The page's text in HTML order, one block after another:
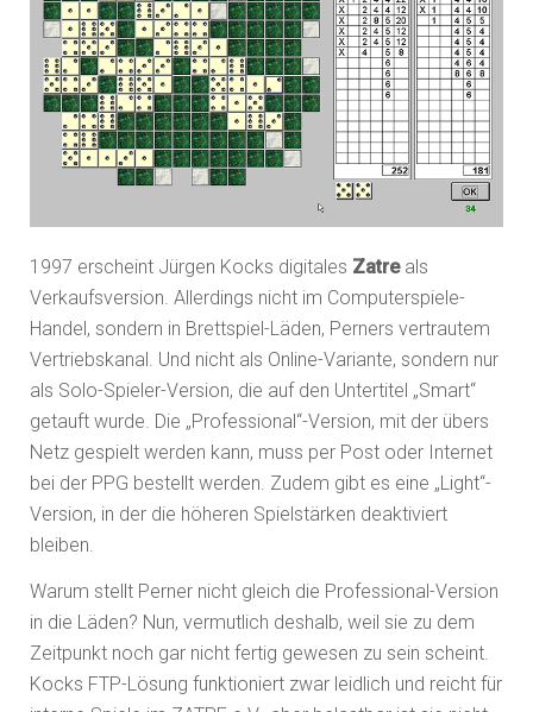
1997 erscheint Jürgen Kocks digitales Zatre als
Verkaufsversion. Allerdings nicht im Computerspiele-
Handel, sondern in Brettspiel-Läden, Perners vertrautem
Vertriebskanal. Und nicht als Online-Variante, sondern nur
als Solo-Spieler-Version, die auf den Untertitel „Smart“
getauft wurde. Die „Professional“-Version, mit der übers
Netz gespielt werden kann, muss per Post oder Internet
bei der PPG bestellt werden. Zudem gibt es eine „Light“-
Version, in der die höheren Spielstärken deaktiviert
bleiben.
Warum stellt Perner nicht gleich die Professional-Version
in die Läden? Nun, vermutlich deshalb, weil sie zu dem
Zeitpunkt noch gar nicht fertig gewesen zu sein scheint.
Kocks FTP-Lösung funktioniert zwar leidlich und reicht für